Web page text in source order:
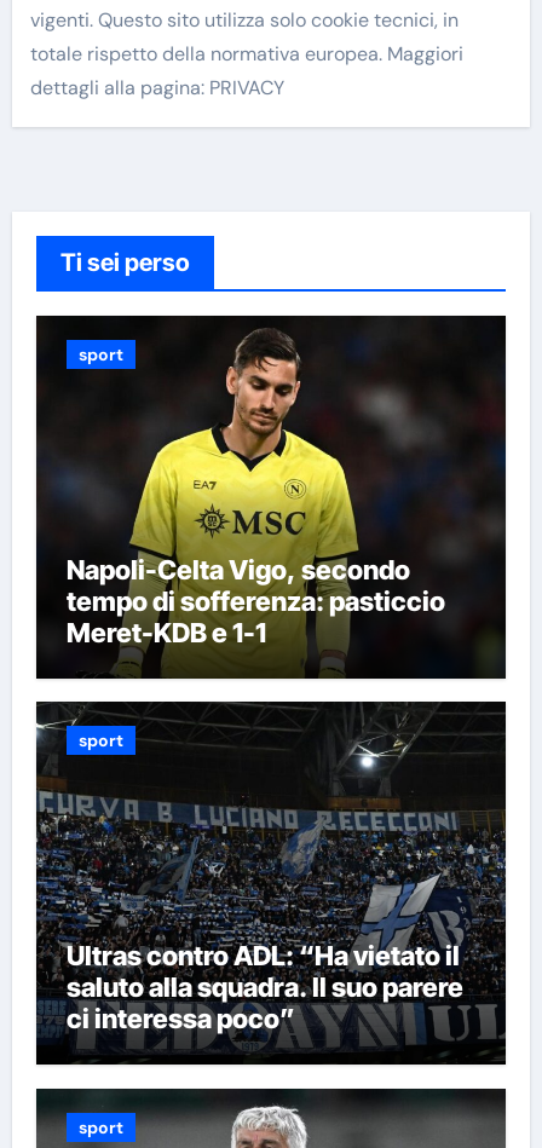
vigenti. Questo sito utilizza solo cookie tecnici, in
totale rispetto della normativa europea. Maggiori
dettagli alla pagina: PRIVACY
Ti sei perso
sport
Napoli-Celta Vigo, secondo
tempo di sofferenza: pasticcio
Meret-KDB e 1-1
sport
Ultras contro ADL: “Ha vietato il
saluto alla squadra. Il suo parere
ci interessa poco”
sport